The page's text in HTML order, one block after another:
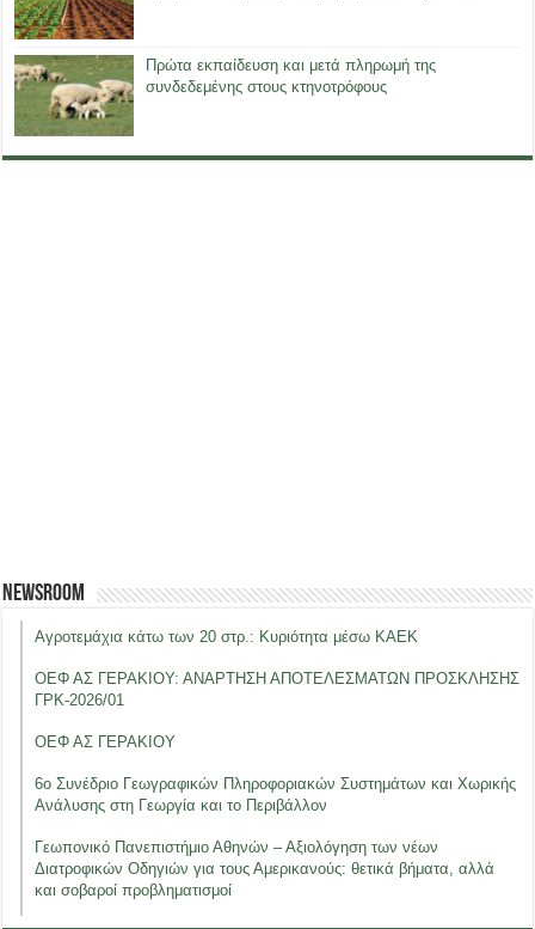
Πρώτα εκπαίδευση και μετά πληρωμή της
συνδεδεμένης στους κτηνοτρόφους
Newsroom
Αγροτεμάχια κάτω των 20 στρ.: Κυριότητα μέσω ΚΑΕΚ
ΟΕΦ ΑΣ ΓΕΡΑΚΙΟΥ: ΑΝΑΡΤΗΣΗ ΑΠΟΤΕΛΕΣΜΑΤΩΝ ΠΡΟΣΚΛΗΣΗΣ
ΓΡΚ-2026/01
ΟΕΦ ΑΣ ΓΕΡΑΚΙΟΥ
6ο Συνέδριο Γεωγραφικών Πληροφοριακών Συστημάτων και Χωρικής
Ανάλυσης στη Γεωργία και το Περιβάλλον
Γεωπονικό Πανεπιστήμιο Αθηνών – Αξιολόγηση των νέων
Διατροφικών Οδηγιών για τους Αμερικανούς: θετικά βήματα, αλλά
και σοβαροί προβληματισμοί